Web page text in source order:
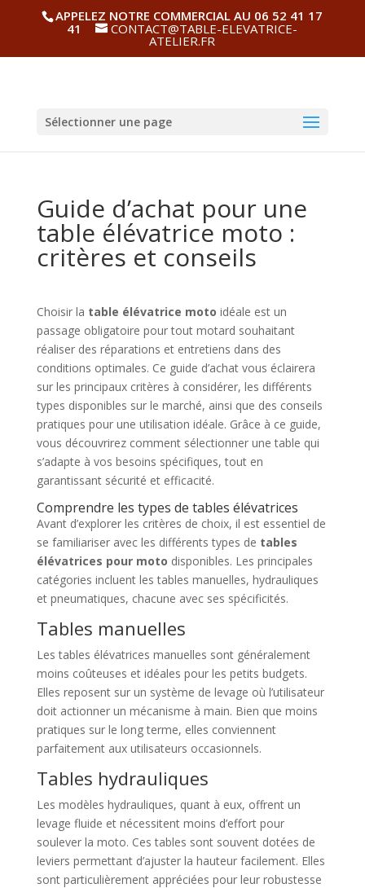
APPELEZ NOTRE COMMERCIAL AU 06 52 41 17
41
CONTACT@TABLE-ELEVATRICE-
ATELIER.FR
Sélectionner une page
Guide d’achat pour une
table élévatrice moto :
critères et conseils
Choisir la table élévatrice moto idéale est un
passage obligatoire pour tout motard souhaitant
réaliser des réparations et entretiens dans des
conditions optimales. Ce guide d’achat vous éclairera
sur les principaux critères à considérer, les différents
types disponibles sur le marché, ainsi que des conseils
pratiques pour une utilisation idéale. Grâce à ce guide,
vous découvrirez comment sélectionner une table qui
s’adapte à vos besoins spécifiques, tout en
garantissant sécurité et efficacité.
Comprendre les types de tables élévatrices
Avant d’explorer les critères de choix, il est essentiel de
se familiariser avec les différents types de tables
élévatrices pour moto disponibles. Les principales
catégories incluent les tables manuelles, hydrauliques
et pneumatiques, chacune avec ses spécificités.
Tables manuelles
Les tables élévatrices manuelles sont généralement
moins coûteuses et idéales pour les petits budgets.
Elles reposent sur un système de levage où l’utilisateur
doit actionner un mécanisme à main. Bien que moins
pratiques sur le long terme, elles conviennent
parfaitement aux utilisateurs occasionnels.
Tables hydrauliques
Les modèles hydrauliques, quant à eux, offrent un
levage fluide et nécessitent moins d’effort pour
soulever la moto. Ces tables sont souvent dotées de
leviers permettant d’ajuster la hauteur facilement. Elles
sont particulièrement appréciées pour leur robustesse